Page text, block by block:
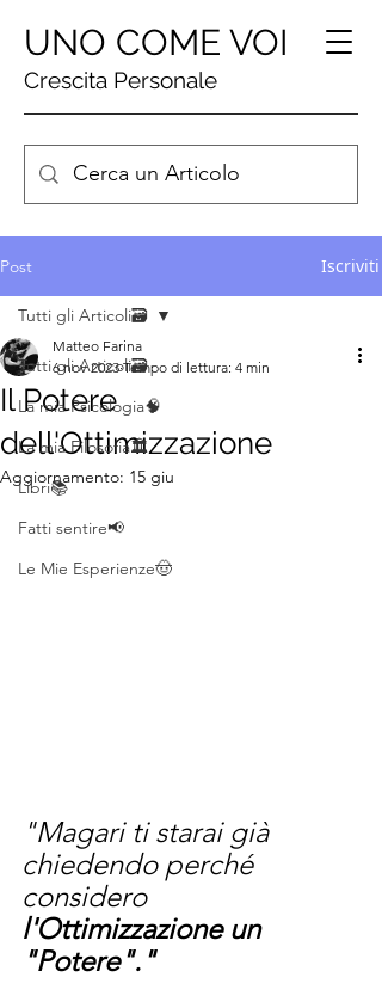
UNO COME VOI
Crescita Personale
Post Iscriviti
Tutti gli Articoli🗃️
La mia Psicologia🧠
La mia Filosofia🏛️
Libri📚
Fatti sentire📢
Le Mie Esperienze🤠
Tutti gli Articoli🗃️
Il Potere
dell'Ottimizzazione
Matteo Farina
6 nov 2023 Tempo di lettura: 4 min
Aggiornamento: 15 giu
"Magari ti starai già
chiedendo perché
considero
l'Ottimizzazione un
"Potere"."